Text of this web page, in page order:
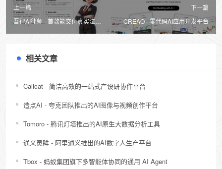
上一篇
吾律AI律师 - 首款能交付真实法律
下一篇
CREAO - 零代码AI应用开发平台
相关文章
Calicat - 简洁高效的一站式产设研协作平台
造点AI - 夸克团队推出的AI图像与视频创作平台
Tomoro - 腾讯灯塔推出的AI原生大数据分析工具
通义灵眸 - 阿里通义推出的AI数字人生产平台
Tbox - 蚂蚁集团旗下多智能体协同的通用 AI Agent